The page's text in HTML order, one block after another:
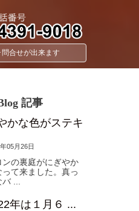
合せが出来ます
記事
かな色がステキ
05月26日
ンの裏庭がにぎやか
って来ました。真っ
...
年は１月６ ...